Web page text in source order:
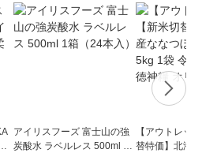
アイリスフーズ 富士山の強
炭酸水 ラベルレス 500ml 1
【アウトレッ
替特価】北海